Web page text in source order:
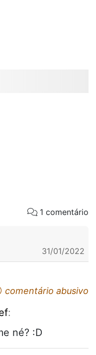
1 comentário
31/01/2022
comentário abusivo
:
né? :D